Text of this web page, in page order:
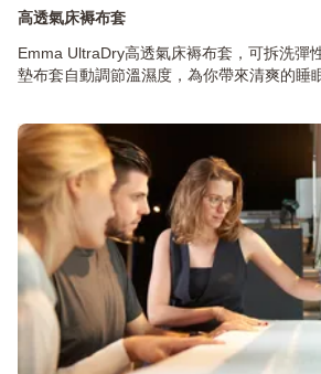
高透氣床褥布套
Emma UltraDry高透氣床褥布套，可拆洗彈
墊布套自動調節溫濕度，為你帶來清爽的睡